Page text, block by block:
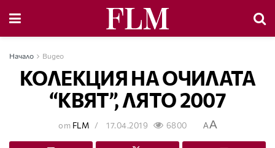
Начало Видео
КОЛЕКЦИЯ НА ОЧИЛАТА
“КВЯТ”, ЛЯТО 2007
от FLM 17.04.2019 6800 AA